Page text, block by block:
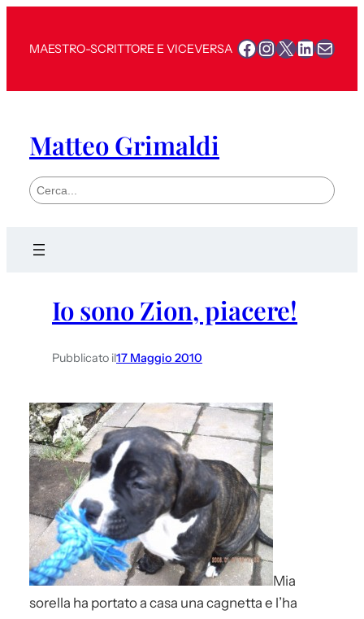
MAESTRO-SCRITTORE E VICEVERSA Facebook
Instagram
X Mail
Matteo Grimaldi
S
e
Io sono Zion, piacere!
Pubblicato il17 Maggio 2010
Mia
sorella ha portato a casa una cagnetta e l’ha